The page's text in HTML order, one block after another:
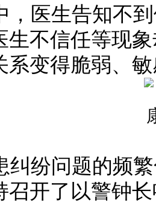
医生告知不
生不信任等现
系变得脆弱、
纷问题的频
召开了以警钟